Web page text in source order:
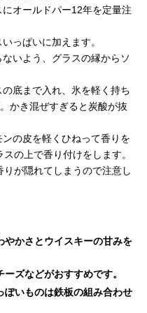
オールドパー12年を定量注
っぱいに加えます。
いよう、グラスの縁からソ
底まで入れ、氷を軽く持ち
かき混ぜすぎると炭酸が抜
の皮を軽くひねって香りを
の上で香り付けをします。
が隠れてしまうので注意し
やかさとウイスキーの甘みを
ズなどがおすすめです。
ぽいものは鉄板の組み合わせ